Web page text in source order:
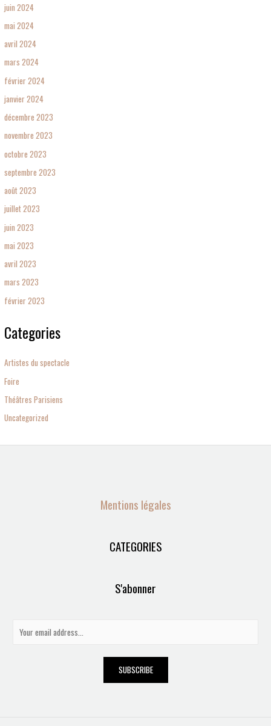
juin 2024
mai 2024
avril 2024
mars 2024
février 2024
janvier 2024
décembre 2023
novembre 2023
octobre 2023
septembre 2023
août 2023
juillet 2023
juin 2023
mai 2023
avril 2023
mars 2023
février 2023
Categories
Artistes du spectacle
Foire
Théâtres Parisiens
Uncategorized
Mentions légales
CATEGORIES
S'abonner
SUBSCRIBE